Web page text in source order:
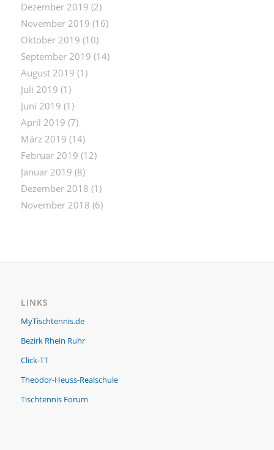
Dezember 2019 (2)
November 2019 (16)
Oktober 2019 (10)
September 2019 (14)
August 2019 (1)
Juli 2019 (1)
Juni 2019 (1)
April 2019 (7)
März 2019 (14)
Februar 2019 (12)
Januar 2019 (8)
Dezember 2018 (1)
November 2018 (6)
LINKS
MyTischtennis.de
Bezirk Rhein Ruhr
Click-TT
Theodor-Heuss-Realschule
Tischtennis Forum